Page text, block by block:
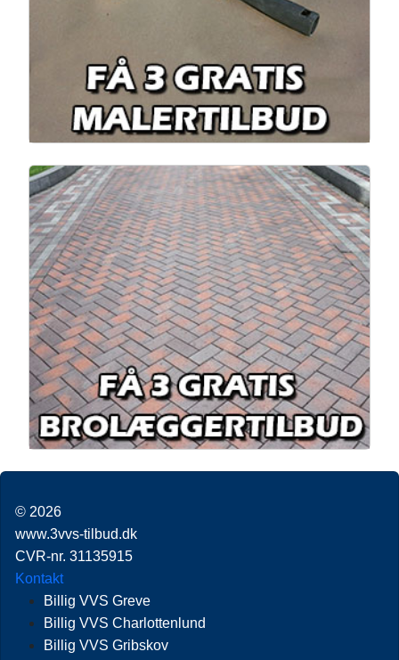
© 2026
www.3vvs-tilbud.dk
CVR-nr. 31135915
Kontakt
Billig VVS Greve
Billig VVS Charlottenlund
Billig VVS Gribskov